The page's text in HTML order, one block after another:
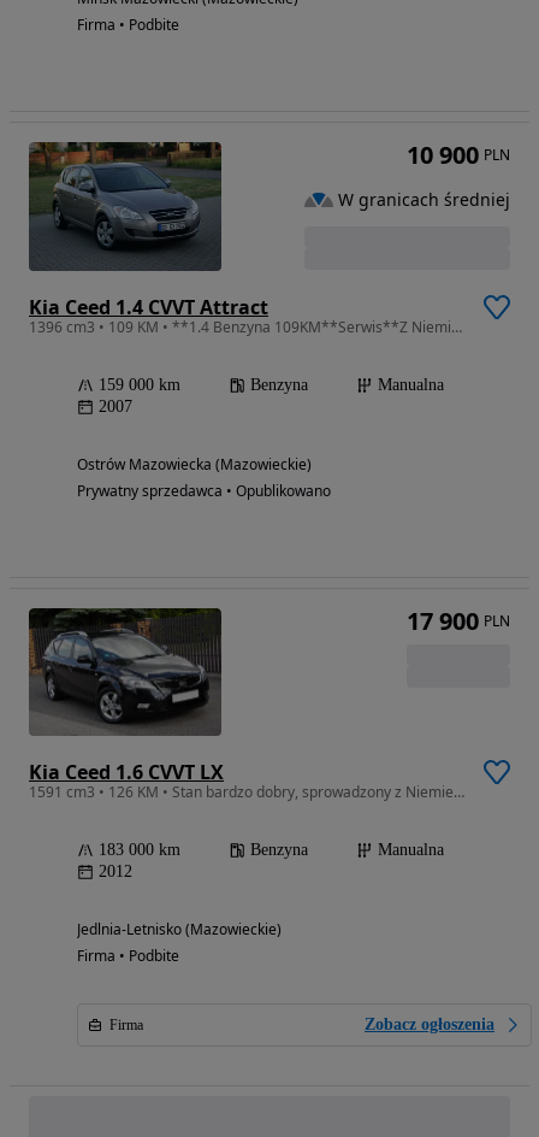
Firma • Podbite
Kia Ceed 1.4 CVVT Attract
1396 cm3 • 109 KM • **1.4 Benzyna 109KM**Serwis**Z Niemiec**
159 000 km Benzyna
Manualna
2007
Ostrów Mazowiecka (Mazowieckie)
Prywatny sprzedawca • Opublikowano
10 900 PLN
W granicach średniej
Kia Ceed 1.6 CVVT LX
1591 cm3 • 126 KM • Stan bardzo dobry, sprowadzony z Niemiec, opłacony! GWARANCJA!
183 000 km Benzyna
Manualna
2012
Jedlnia-Letnisko (Mazowieckie)
Firma • Podbite
Firma Zobacz ogłoszenia
17 900 PLN